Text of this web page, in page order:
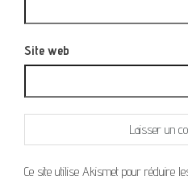
Site web
Ce site utilise Akismet pour réduire